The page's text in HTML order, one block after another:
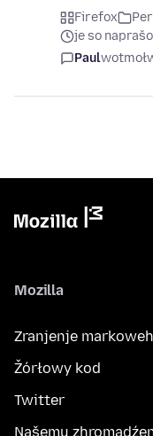
Firefox
je so
Paul
Mozilla
Zranjenje
Žórłowy kod
Twitter
Našemu